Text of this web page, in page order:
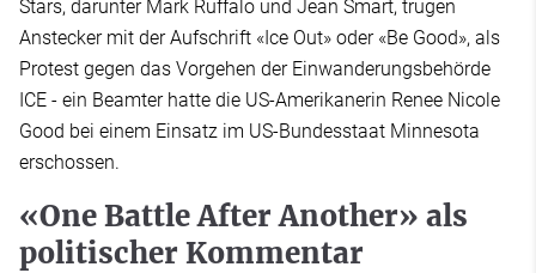
Stars, darunter Mark Ruffalo und Jean Smart, trugen
Anstecker mit der Aufschrift «Ice Out» oder «Be Good», als
Protest gegen das Vorgehen der Einwanderungsbehörde
ICE - ein Beamter hatte die US-Amerikanerin Renee Nicole
Good bei einem Einsatz im US-Bundesstaat Minnesota
erschossen.
«One Battle After Another» als
politischer Kommentar